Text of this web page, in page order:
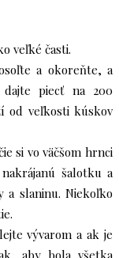
veľké časti.
a okoreňte, a
piecť na 200
od veľkosti kúskov
si vo väčšom hrnci
šalotku a
a slaninu. Niekoľko
vývarom a ak je
aby bola všetka